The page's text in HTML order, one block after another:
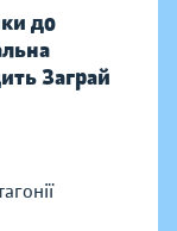
до
Заграй